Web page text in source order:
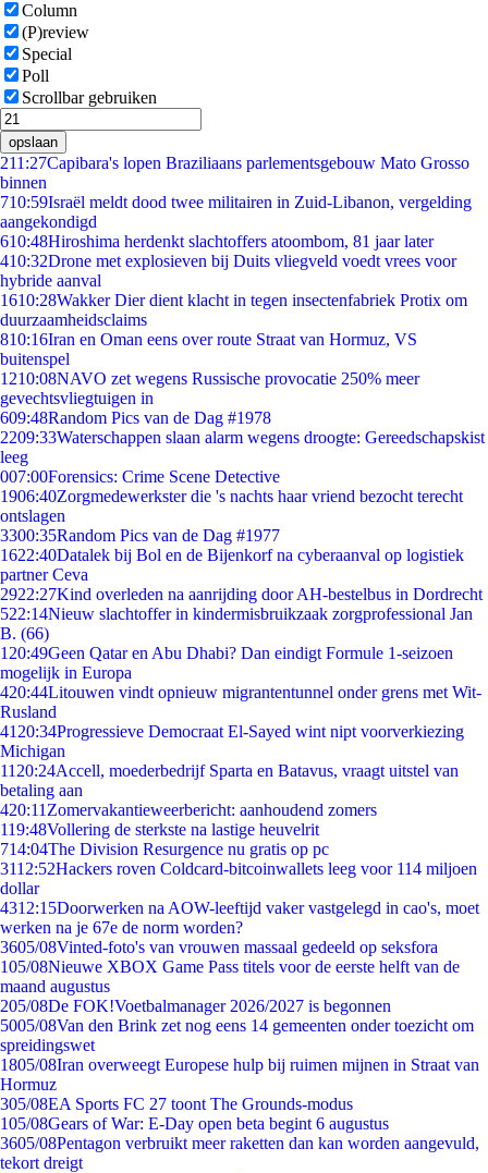
Column
(P)review
Special
Poll
Scrollbar gebruiken
opslaan
211:27Capibara's lopen Braziliaans parlementsgebouw Mato Grosso
binnen
710:59Israël meldt dood twee militairen in Zuid-Libanon, vergelding
aangekondigd
610:48Hiroshima herdenkt slachtoffers atoombom, 81 jaar later
410:32Drone met explosieven bij Duits vliegveld voedt vrees voor
hybride aanval
1610:28Wakker Dier dient klacht in tegen insectenfabriek Protix om
duurzaamheidsclaims
810:16Iran en Oman eens over route Straat van Hormuz, VS
buitenspel
1210:08NAVO zet wegens Russische provocatie 250% meer
gevechtsvliegtuigen in
609:48Random Pics van de Dag #1978
2209:33Waterschappen slaan alarm wegens droogte: Gereedschapskist
leeg
007:00Forensics: Crime Scene Detective
1906:40Zorgmedewerkster die 's nachts haar vriend bezocht terecht
ontslagen
3300:35Random Pics van de Dag #1977
1622:40Datalek bij Bol en de Bijenkorf na cyberaanval op logistiek
partner Ceva
2922:27Kind overleden na aanrijding door AH-bestelbus in Dordrecht
522:14Nieuw slachtoffer in kindermisbruikzaak zorgprofessional Jan
B. (66)
1 20:49Geen Qatar en Abu Dhabi? Dan eindigt Formule 1-seizoen
mogelijk in Europa
420:44Litouwen vindt opnieuw migrantentunnel onder grens met Wit-
Rusland
41 20:34Progressieve Democraat El-Sayed wint nipt voorverkiezing
Michigan
11 20:24Accell, moederbedrijf Sparta en Batavus, vraagt uitstel van
betaling aan
420:11 Zomervakantieweerbericht: aanhoudend zomers
119:48Vollering de sterkste na lastige heuvelrit
714:04The Division Resurgence nu gratis op pc
3112:52Hackers roven Coldcard-bitcoinwallets leeg voor 114 miljoen
dollar
4312:15Doorwerken na AOW-leeftijd vaker vastgelegd in cao's, moet
werken na je 67e de norm worden?
3605/08Vinted-foto's van vrouwen massaal gedeeld op seksfora
105/08Nieuwe XBOX Game Pass titels voor de eerste helft van de
maand augustus
205/08De FOK!Voetbalmanager 2026/2027 is begonnen
5005/08Van den Brink zet nog eens 14 gemeenten onder toezicht om
spreidingswet
1805/08Iran overweegt Europese hulp bij ruimen mijnen in Straat van
Hormuz
305/08EA Sports FC 27 toont The Grounds-modus
105/08Gears of War: E-Day open beta begint 6 augustus
3605/08Pentagon verbruikt meer raketten dan kan worden aangevuld,
tekort dreigt